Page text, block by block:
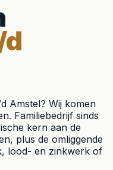
d
Amstel? Wij komen
Familiebedrijf sinds
kern aan de
plus de omliggende
lood- en zinkwerk of